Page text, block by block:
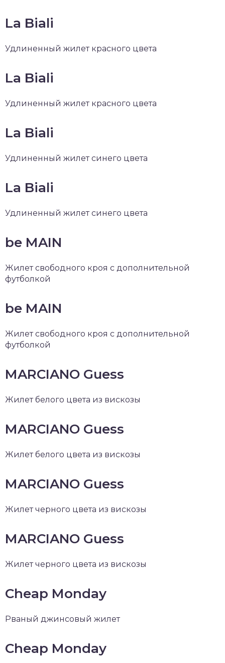
La Biali
Удлиненный жилет красного цвета
La Biali
Удлиненный жилет красного цвета
La Biali
Удлиненный жилет синего цвета
La Biali
Удлиненный жилет синего цвета
be MAIN
Жилет свободного кроя с дополнительной
футболкой
be MAIN
Жилет свободного кроя с дополнительной
футболкой
MARCIANO Guess
Жилет белого цвета из вискозы
MARCIANO Guess
Жилет белого цвета из вискозы
MARCIANO Guess
Жилет черного цвета из вискозы
MARCIANO Guess
Жилет черного цвета из вискозы
Cheap Monday
Рваный джинсовый жилет
Cheap Monday